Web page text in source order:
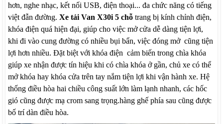
hơn, nghe nhạc, kết nối USB, điện thoại... đa chức năng có tiếng
việt đẫn đường.Xe tải Van X30i 5 chỗ trang bị kính chỉnh điện,
khóa điện quá hiện đại, giúp cho việc mở cửa dễ dàng tiện lợi,
khi đi vào cung đường có nhiều bụi bẩn, việc đóng mở cũng tiện
lợi hơn nhiều. Đặt biệt với khóa điện cảm biến trong chìa khóa
giúp xe nhận được tín hiệu khi có chìa khóa ở gần, chủ xe có thể
mở khóa hay khóa cửa trên tay nắm tiện lợi khi vận hành xe. Hệ
thống điều hòa hai chiều công suất lớn làm lạnh nhanh, các hốc
gió cũng được mạ crom sang trọng.hàng ghế phía sau cũng được
bố trí dàn điều hòa.